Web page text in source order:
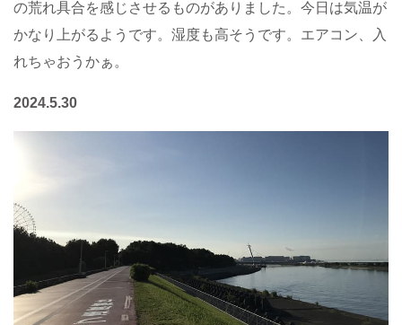
の荒れ具合を感じさせるものがありました。今日は気温が
かなり上がるようです。湿度も高そうです。エアコン、入
れちゃおうかぁ。
2024.5.30